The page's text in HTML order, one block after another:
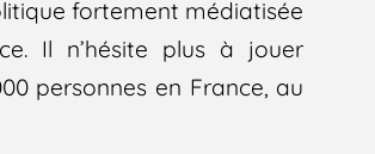
fortement médiatisée
Il n’hésite plus à jouer
personnes en France, au